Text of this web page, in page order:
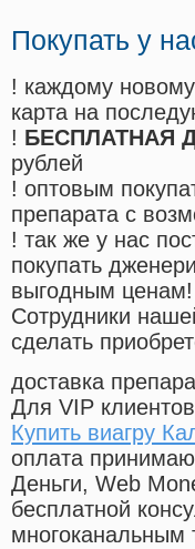
Покупать у
! каждому
карта на
! БЕСПЛАТНАЯ
рублей
! оптовым
препарата с
! так же у нас
покупать
выгодным ценам!
Cотрудники
сделать
доставка
Для VIP
Купить виагру
оплата
Деньги, Web
бесплатной
многоканальным